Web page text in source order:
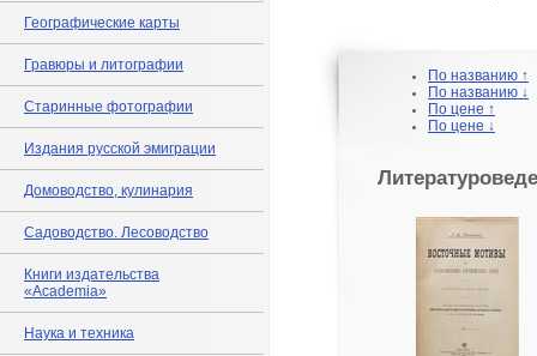
Географические карты
Гравюры и литографии
Старинные фотографии
Издания русской эмиграции
Домоводство, кулинария
Садоводство. Лесоводство
Книги издательства
«Academia»
Наука и техника
По названию ↑
По названию ↓
По цене ↑
По цене ↓